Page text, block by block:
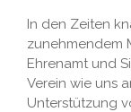
In den Zeiten
zunehmendem
Ehrenamt und
Verein wie uns
Unterstützung